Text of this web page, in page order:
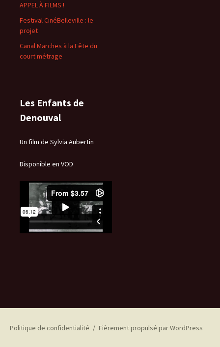
APPEL À FILMS !
Festival CinéBelleville : le
projet
Canal Marches à la Fête du
court métrage
Les Enfants de
Denouval
Un film de Sylvia Aubertin
Disponible en VOD
Politique de confidentialité Fièrement propulsé par WordPress